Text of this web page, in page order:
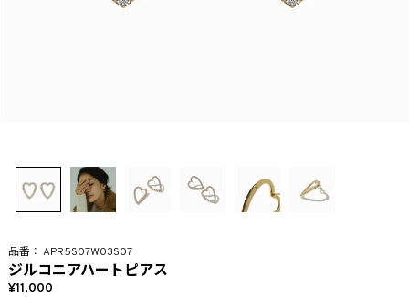
APR5S07W03S07
ジルコニアハートピアス
11,000